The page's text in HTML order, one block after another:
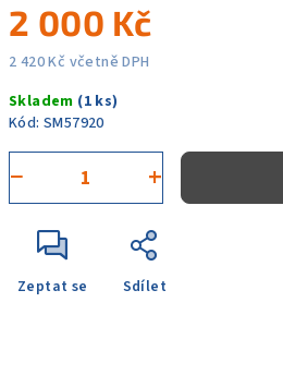
2 000 Kč
2 420 Kč včetně DPH
cena:
Skladem (1 ks)
Kód: SM57920
+
−
Zeptat se Sdílet